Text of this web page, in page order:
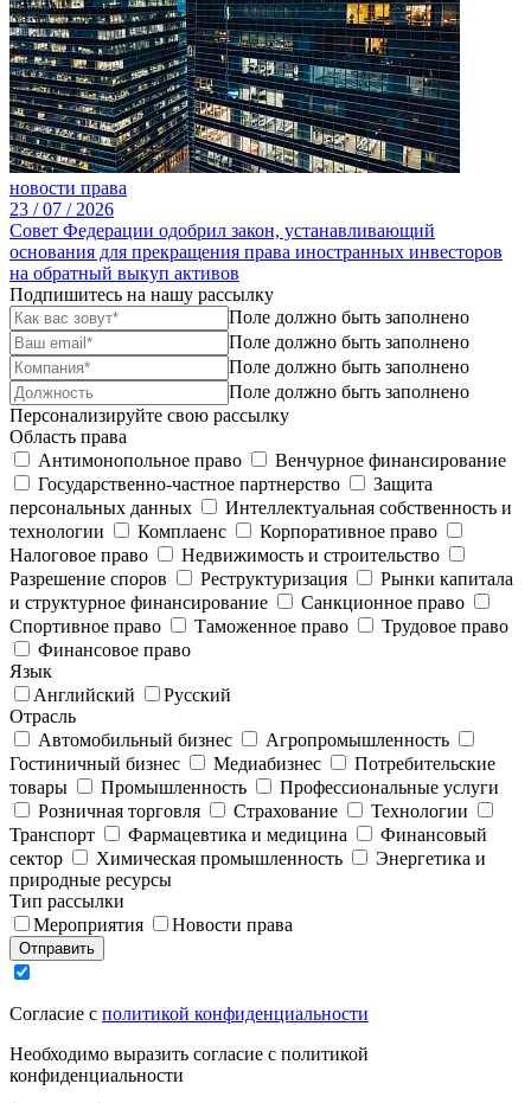
новости права
23 /07 / 2026
Совет Федерации одобрил закон, устанавливающий
основания для прекращения права иностранных инвесторов
на обратный выкуп активов
Подпишитесь на нашу рассылку
Поле должно быть заполнено
Поле должно быть заполнено
Поле должно быть заполнено
Поле должно быть заполнено
Персонализируйте свою рассылку
Область права
Антимонопольное право
Венчурное финансирование
Государственно-частное партнерство
Защита
персональных данных
Интеллектуальная собственность и
технологии
Комплаенс
Корпоративное право
Налоговое право
Недвижимость и строительство
Разрешение споров
Реструктуризация
Рынки капитала
и структурное финансирование
Санкционное право
Спортивное право
Таможенное право
Трудовое право
Финансовое право
Язык
Английский
Русский
Отрасль
Автомобильный бизнес
Агропромышленность
Гостиничный бизнес
Медиабизнес
Потребительские
товары
Промышленность
Профессиональные услуги
Розничная торговля
Страхование
Технологии
Транспорт
Фармацевтика и медицина
Финансовый
сектор
Химическая промышленность
Энергетика и
природные ресурсы
Тип рассылки
Мероприятия
Новости права
Отправить
Согласие с политикой конфиденциальности
Необходимо выразить согласие с политикой
конфиденциальности